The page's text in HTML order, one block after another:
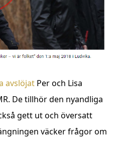
avslöjat Per och Lisa
De tillhör den nyandliga
gett ut och översatt
väcker frågor om